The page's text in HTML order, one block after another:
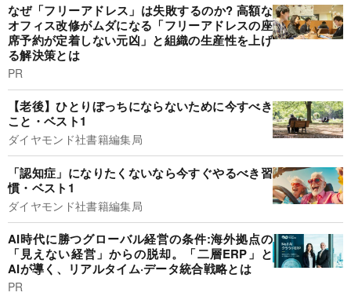
なぜ「フリーアドレス」は失敗するのか? 高額な
オフィス改修がムダになる「フリーアドレスの座
席予約が定着しない元凶」と組織の生産性を上げ
る解決策とは
PR
【老後】ひとりぼっちにならないために今すべき
こと・ベスト1
ダイヤモンド社書籍編集局
「認知症」になりたくないなら今すぐやるべき習
慣・ベスト1
ダイヤモンド社書籍編集局
AI時代に勝つグローバル経営の条件:海外拠点の
「見えない経営」からの脱却。「二層ERP」と
AIが導く、リアルタイム·データ統合戦略とは
PR